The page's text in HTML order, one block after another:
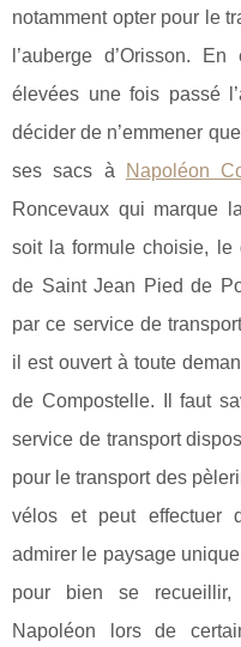
notamment opter pour le
l’auberge d’Orisson.
élevées une fois passé
décider de n’emmener
ses sacs à
Napoléon
Roncevaux qui marque
soit la formule choisie, le
de Saint Jean Pied de
par ce service de
il est ouvert à toute
de Compostelle. Il faut
service de transport
pour le transport des
vélos et peut effectuer
admirer le paysage
pour bien se
Napoléon lors de